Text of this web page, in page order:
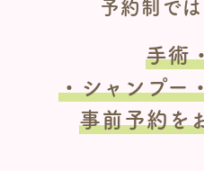
予約制で
手術
・シャンプー
事前予約を